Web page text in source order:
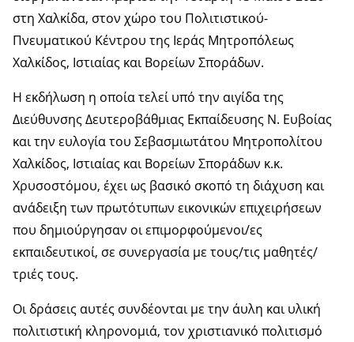
στη Χαλκίδα, στον χώρο του Πολιτιστικού-
Πνευματικού Κέντρου της Ιεράς Μητροπόλεως
Χαλκίδος, Ιστιαίας και Βορείων Σποράδων.
Η εκδήλωση η οποία τελεί υπό την αιγίδα της
Διεύθυνσης Δευτεροβάθμιας Εκπαίδευσης Ν. Ευβοίας
και την ευλογία του Σεβασμιωτάτου Μητροπολίτου
Χαλκίδος, Ιστιαίας και Βορείων Σποράδων κ.κ.
Χρυσοστόμου, έχει ως βασικό σκοπό τη διάχυση και
ανάδειξη των πρωτότυπων εικονικών επιχειρήσεων
που δημιούργησαν οι επιμορφούμενοι/ες
εκπαιδευτικοί, σε συνεργασία με τους/τις μαθητές/
τριές τους.
Οι δράσεις αυτές συνδέονται με την άυλη και υλική
πολιτιστική κληρονομιά, τον χριστιανικό πολιτισμό